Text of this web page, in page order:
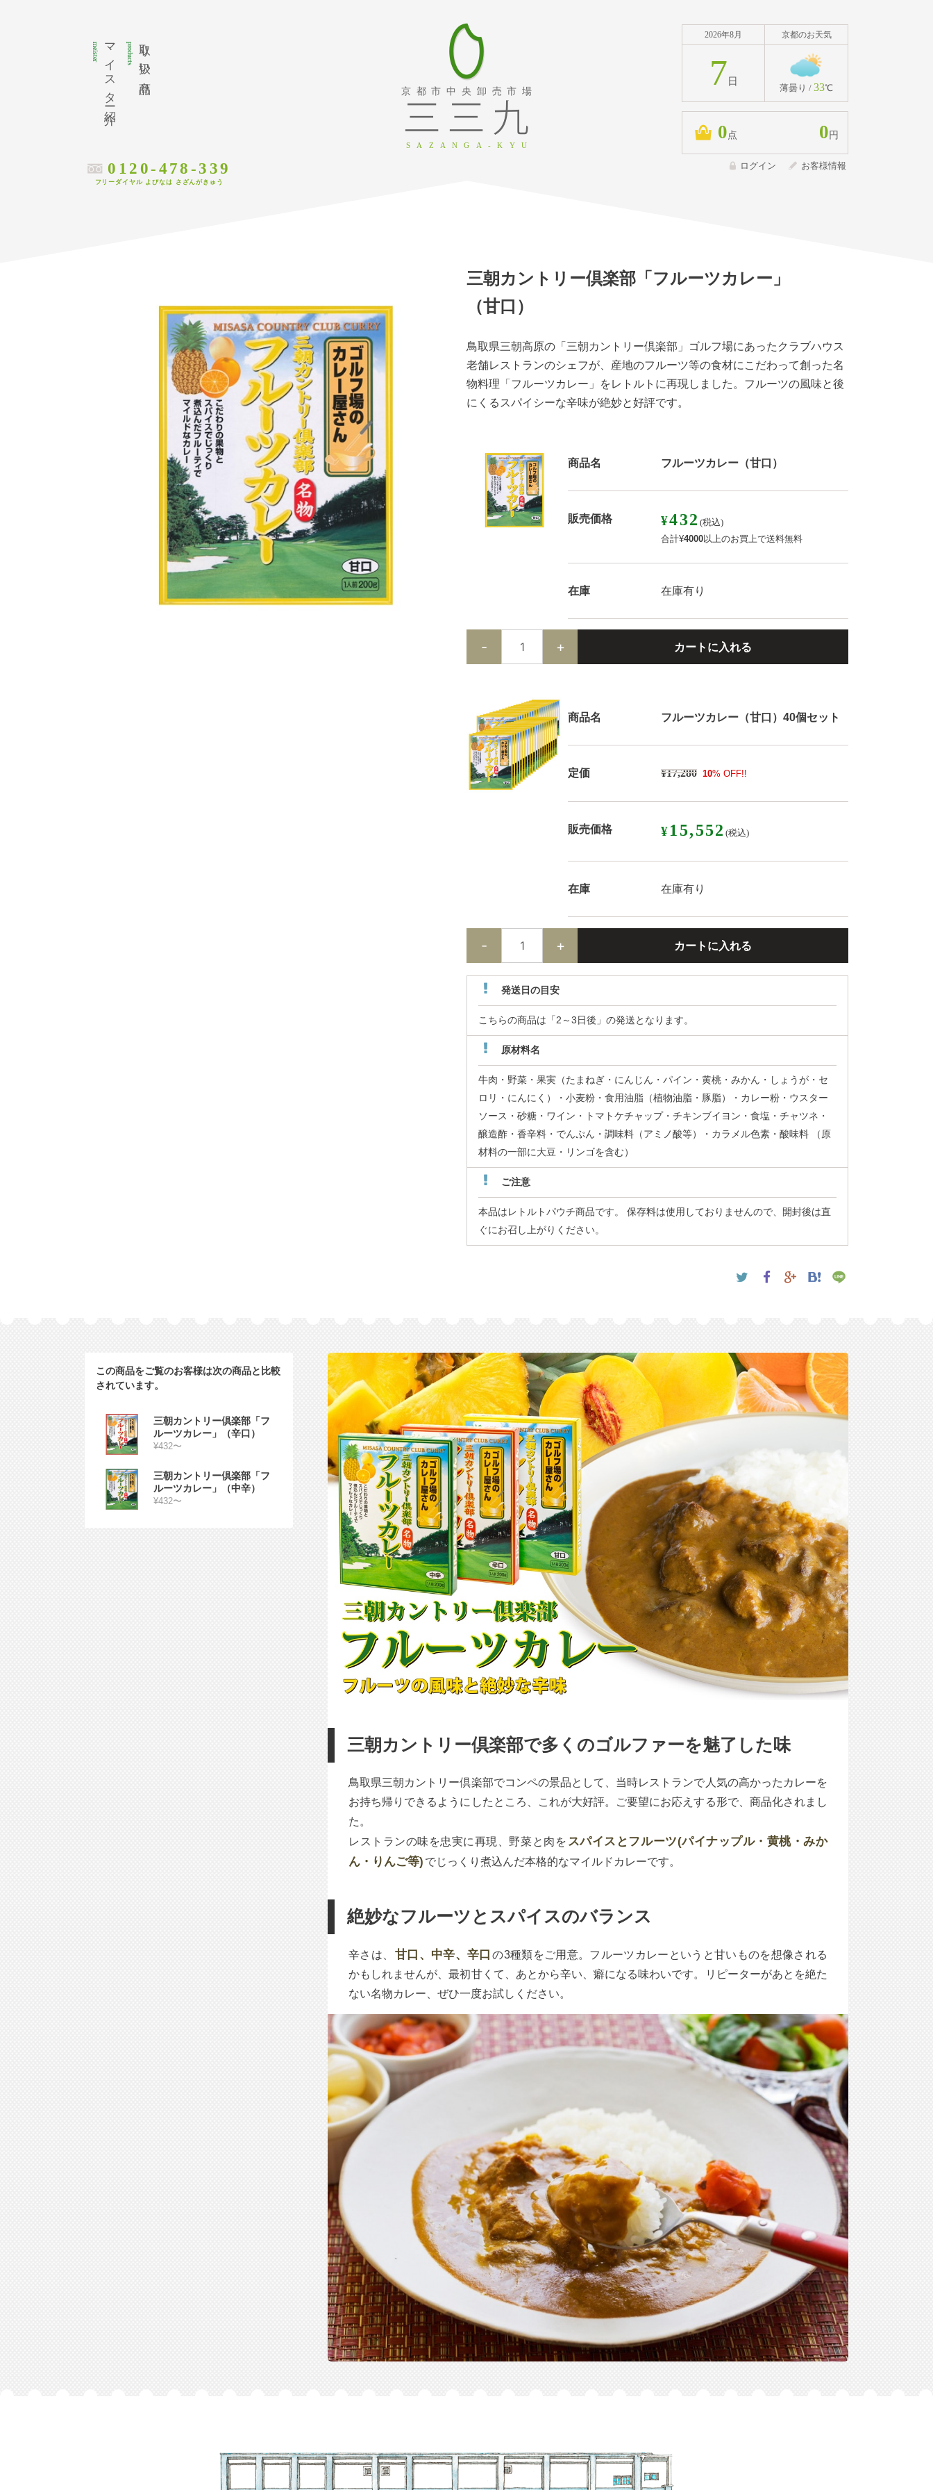
京都市中央卸売市場
SAZANGA-KYU
取り扱い商品
products
マイスター紹介
meister
2026年8月
7日
京都のお天気
薄曇り / 33℃
0 点 0 円
ログイン お客様情報
0120-478-339
フリーダイヤル よびなは さざんがきゅう
三朝カントリー倶楽部 「フルーツカレー」
（甘口）
鳥取県三朝高原の「三朝カントリー倶楽部」ゴルフ場にあったクラブハウス
老舗レストランのシェフが、産地のフルーツ等の食材にこだわって創った名
物料理「フルーツカレー」をレトルトに再現しました。フルーツの風味と後
にくるスパイシーな辛味が絶妙と好評です。
商品名 フルーツカレー（甘口）
販売価格 ¥432 (税込)
合計¥4000以上のお買上で送料無料
在庫 在庫有り
商品名 フルーツカレー（甘口）40個セット
定価 ¥17,280 10% OFF!!
販売価格 ¥15,552 (税込)
在庫 在庫有り
発送日の目安
こちらの商品は「2～3日後」の発送となります。
原材料名
牛肉・野菜・果実（たまねぎ・にんじん・パイン・黄桃・みかん・しょうが・セ
ロリ・にんにく）・小麦粉・食用油脂（植物油脂・豚脂）・カレー粉・ウスター
ソース・砂糖・ワイン・トマトケチャップ・チキンブイヨン・食塩・チャツネ・
醸造酢・香辛料・でんぷん・調味料（アミノ酸等）・カラメル色素・酸味料 （原
材料の一部に大豆・リンゴを含む）
ご注意
本品はレトルトパウチ商品です。 保存料は使用しておりませんので、開封後は直
ぐにお召し上がりください。
三朝カントリー倶楽部で多くのゴルファーを魅了した味
鳥取県三朝カントリー倶楽部でコンペの景品として、当時レストランで人気の高かったカレーを
お持ち帰りできるようにしたところ、これが大好評。ご要望にお応えする形で、商品化されまし
た。
レストランの味を忠実に再現、野菜と肉を スパイスとフルーツ(パイナップル・黄桃・みか
ん・りんご等) でじっくり煮込んだ本格的なマイルドカレーです。
絶妙なフルーツとスパイスのバランス
辛さは、 甘口、中辛、辛口 の3種類をご用意。フルーツカレーというと甘いものを想像される
かもしれませんが、最初甘くて、あとから辛い、癖になる味わいです。リピーターがあとを絶た
ない名物カレー、ぜひ一度お試しください。
この商品をご覧のお客様は次の商品と比較
されています。
三朝カントリー倶楽部「フ
ルーツカレー」（辛口）
¥432〜
三朝カントリー倶楽部「フ
ルーツカレー」（中辛）
¥432〜